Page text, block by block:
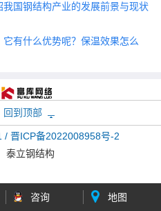
国钢结构产业的发展前景与现状
有什么优势呢？保温效果怎么
回到顶部
/ 晋ICP备2022008958号-2
泰立钢结构
咨询 地图